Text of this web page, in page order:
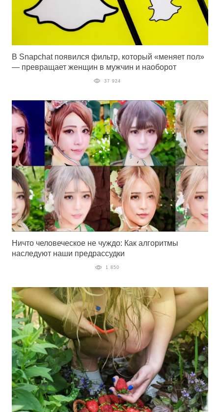
В Snapchat появился фильтр, который «меняет пол»
— превращает женщин в мужчин и наоборот
37 924
Ничто человеческое не чуждо: Как алгоритмы
наследуют наши предрассудки
1 850